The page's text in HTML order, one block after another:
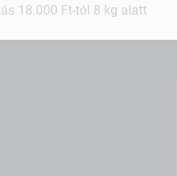
18.000 Ft-tól 8 kg alatt